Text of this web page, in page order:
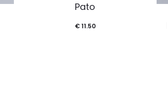
Pato
€11.50